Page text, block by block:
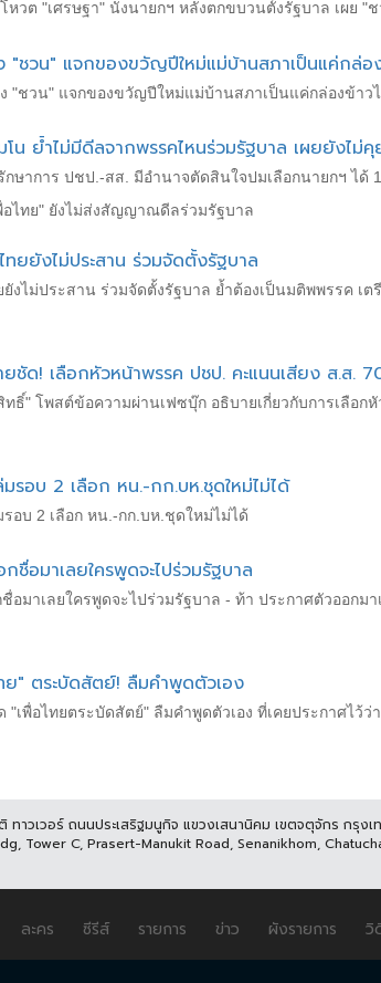
หวต "เศรษฐา" นั่งนายกฯ หลังตกขบวนตั้งรัฐบาล เผ
"ชวน" แจกของขวัญปีใหม่แม่บ้านสภาเป็นแค่กล่อ
"ชวน" แจกของขวัญปีใหม่แม่บ้านสภาเป็นแค่กล่องข้าว
น ย้ำไม่มีดีลจากพรรคไหนร่วมรัฐบาล เผยยังไ
กษาการ ปชป.-สส. มีอำนาจตัดสินใจปมเลือกนายกฯ ไ
อไทย" ยังไม่ส่งสัญญาณดีลร่วมรัฐบาล
ยยังไม่ประสาน ร่วมจัดตั้งรัฐบาล
ยังไม่ประสาน ร่วมจัดตั้งรัฐบาล ย้ำต้องเป็นมติพพรรค เ
ชัด! เลือกหัวหน้าพรรค ปชป. คะแนนเสียง ส.ส.
ธิ์" โพสต์ข้อความผ่านเฟซบุ๊ก อธิบายเกี่ยวกับการเลือก
รอบ 2 เลือก หน.-กก.บห.ชุดใหม่ไม่ได้
อบ 2 เลือก หน.-กก.บห.ชุดใหม่ไม่ได้
ชื่อมาเลยใครพูดจะไปร่วมรัฐบาล
อมาเลยใครพูดจะไปร่วมรัฐบาล - ท้า ประกาศตัวออก
ย" ตระบัดสัตย์! ลืมคำพูดตัวเอง
เพื่อไทยตระบัดสัตย์" ลืมคำพูดตัวเอง ที่เคยประกาศไว้ว่
ทาวเวอร์ ถนนประเสริฐมนูกิจ แขวงเสนานิคม เขตจตุจักร กรุง
Tower C, Prasert-Manukit Road, Senanikhom,
ละคร ซีรีส์ รายการ ข่าว ผังรายการ วิ